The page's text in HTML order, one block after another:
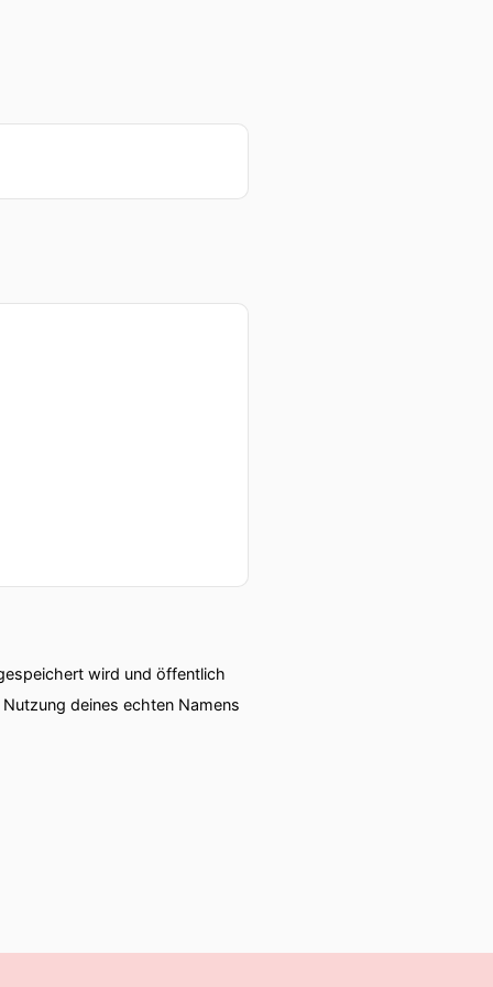
wird und öffentlich
deines echten Namens